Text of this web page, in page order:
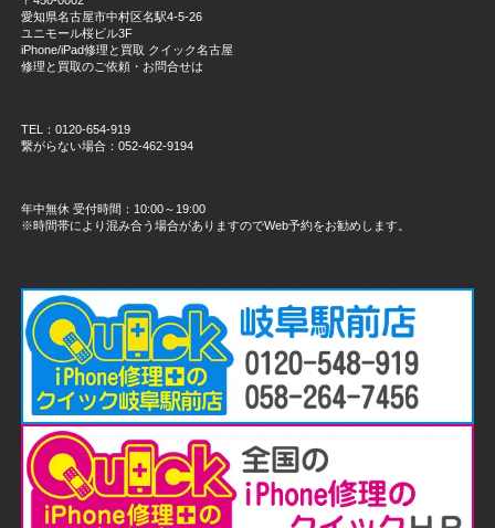
愛知県名古屋市中村区名駅4-5-26
ユニモール桜ビル3F
iPhone/iPad修理と買取 クイック名古屋
修理と買取のご依頼・お問合せは
TEL：0120-654-919
繋がらない場合：052-462-9194
年中無休 受付時間：10:00～19:00
※時間帯により混み合う場合がありますのでWeb予約をお勧めします。